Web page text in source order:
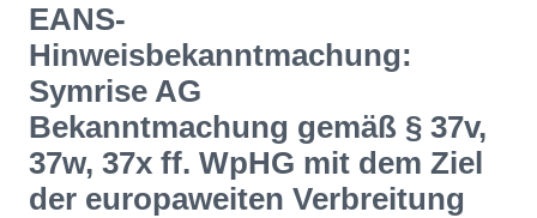
EANS-
Hinweisbekanntmachung:
Symrise AG
Bekanntmachung gemäß § 37v,
37w, 37x ff. WpHG mit dem Ziel
der europaweiten Verbreitung